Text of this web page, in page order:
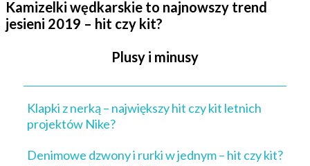
Kamizelki wędkarskie to najnowszy trend
jesieni 2019 – hit czy kit?
Plusy i minusy
Klapki z nerką – największy hit czy kit letnich
projektów Nike?
Denimowe dzwony i rurki w jednym – hit czy kit?